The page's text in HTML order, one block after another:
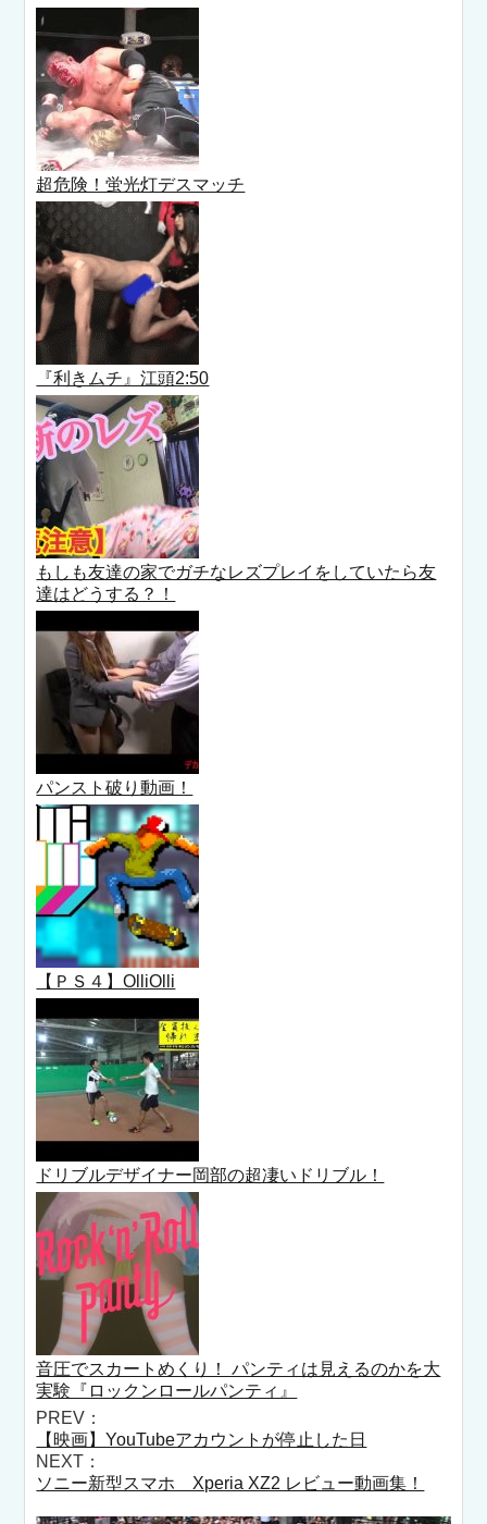
超危険！蛍光灯デスマッチ
『利きムチ』江頭2:50
もしも友達の家でガチなレズプレイをしていたら友
達はどうする？！
パンスト破り動画！
【ＰＳ４】OlliOlli
ドリブルデザイナー岡部の超凄いドリブル！
音圧でスカートめくり！ パンティは見えるのかを大
実験『ロックンロールパンティ』
PREV：
【映画】YouTubeアカウントが停止した日
NEXT：
ソニー新型スマホ Xperia XZ2 レビュー動画集！